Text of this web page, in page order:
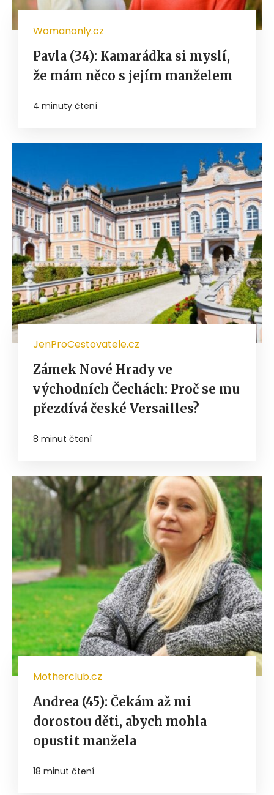
Womanonly.cz
Pavla (34): Kamarádka si myslí,
že mám něco s jejím manželem
4 minuty čtení
JenProCestovatele.cz
Zámek Nové Hrady ve
východních Čechách: Proč se mu
přezdívá české Versailles?
8 minut čtení
Motherclub.cz
Andrea (45): Čekám až mi
dorostou děti, abych mohla
opustit manžela
18 minut čtení